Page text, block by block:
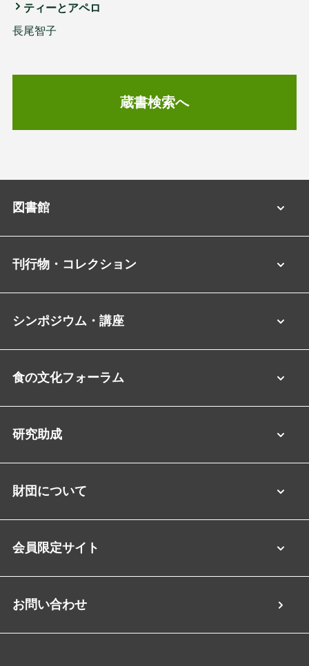
ティーとアペロ
長尾智子
蔵書検索へ
図書館
刊行物・コレクション
シンポジウム・講座
食の文化フォーラム
研究助成
財団について
会員限定サイト
お問い合わせ